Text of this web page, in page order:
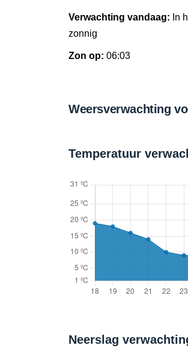
Verwachting vandaag: In
zonnig
Zon op: 06:03
Weersverwachting
Temperatuur
Neerslag